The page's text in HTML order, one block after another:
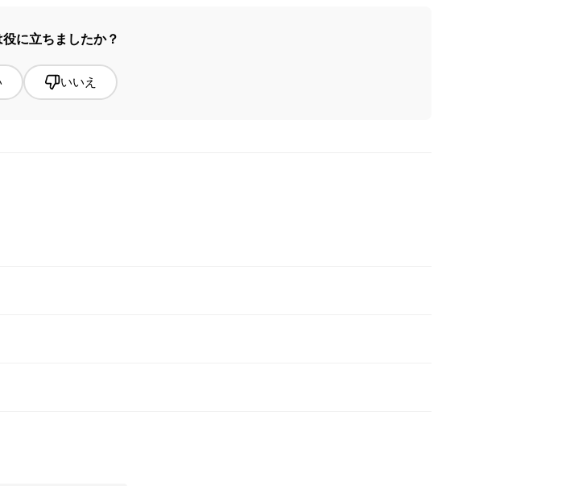
に立ちましたか？
いいえ